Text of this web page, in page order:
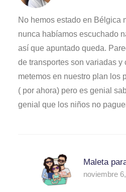
No hemos estado en Bélgica
nunca habíamos escuchado
así que apuntado queda.
de transportes son variadas y
metemos en nuestro plan los
( por ahora) pero es genial
genial que los niños no
Maleta
noviembre